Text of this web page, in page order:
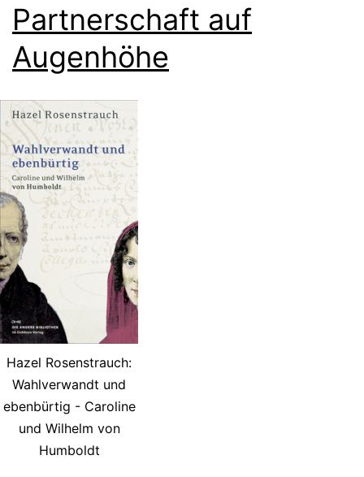
Partnerschaft auf
Augenhöhe
Hazel Rosenstrauch:
Wahlverwandt und
ebenbürtig - Caroline
und Wilhelm von
Humboldt